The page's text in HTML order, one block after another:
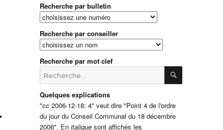
Recherche par bulletin
Recherche par conseiller
Recherche par mot clef
Recherche
pour
:Quelques explications
"cc 2006-12-18: 4" veut dire "Point 4 de l'ordre
du jour du Conseil Communal du 18 décembre
2006". Enitalique sont affichés les